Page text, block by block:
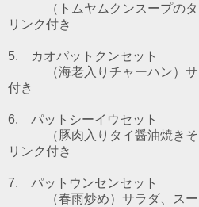
（トムヤムクンスープの
リンク付き
5. カオパットクンセット
（海老入りチャーハン）サ
付き
6. パットシーイウセット
（豚肉入りタイ醤油焼きそ
リンク付き
7. パットウンセンセット
（春雨炒め）サラダ、スー